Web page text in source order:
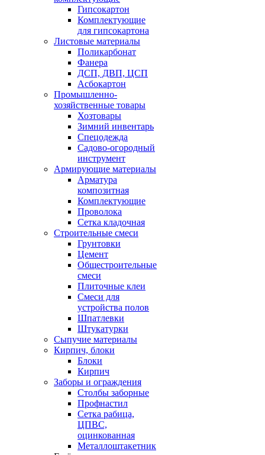
Гипсокартон
Комплектующие
для гипсокартона
Листовые материалы
Поликарбонат
Фанера
ДСП, ДВП, ЦСП
Асбокартон
Промышленно-
хозяйственные товары
Хозтовары
Зимний инвентарь
Спецодежда
Садово-огородный
инструмент
Армирующие материалы
Арматура
композитная
Комплектующие
Проволока
Сетка кладочная
Строительные смеси
Грунтовки
Цемент
Общестроительные
смеси
Плиточные клеи
Смеси для
устройства полов
Шпатлевки
Штукатурки
Сыпучие материалы
Кирпич, блоки
Блоки
Кирпич
Заборы и ограждения
Столбы заборные
Профнастил
Сетка рабица,
ЦПВС,
оцинкованная
Металлоштакетник